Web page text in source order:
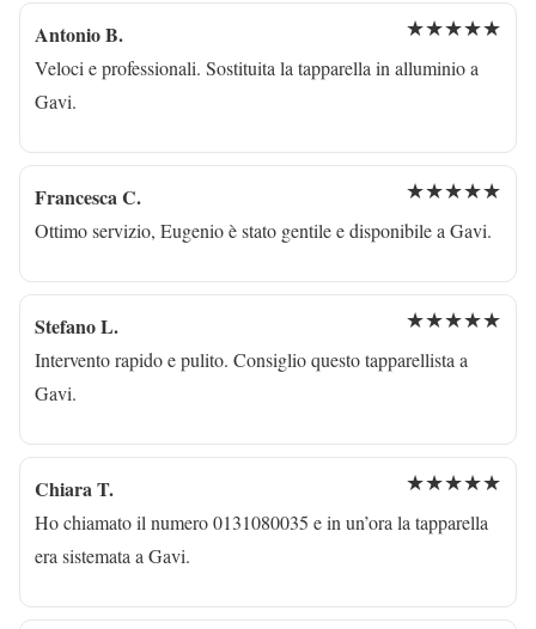
Antonio B. ★★★★★
Veloci e professionali. Sostituita la tapparella in alluminio a
Gavi.
Francesca C. ★★★★★
Ottimo servizio, Eugenio è stato gentile e disponibile a Gavi.
Stefano L. ★★★★★
Intervento rapido e pulito. Consiglio questo tapparellista a
Gavi.
Chiara T. ★★★★★
Ho chiamato il numero 0131080035 e in un’ora la tapparella
era sistemata a Gavi.